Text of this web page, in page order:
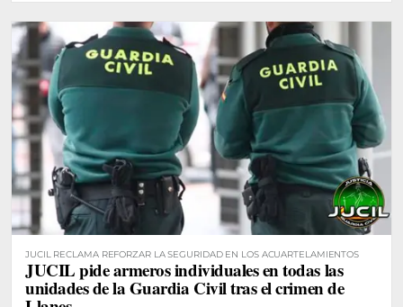
JUCIL RECLAMA REFORZAR LA SEGURIDAD EN LOS ACUARTELAMIENTOS
JUCIL pide armeros individuales en todas las
unidades de la Guardia Civil tras el crimen de